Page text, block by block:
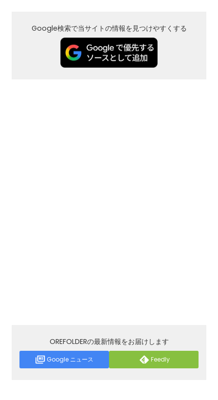
Google検索で当サイトの情報を見つけやすくする
OREFOLDERの最新情報をお届けします
Google ニュース Feedly